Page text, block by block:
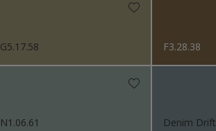
G5.17.58 F3.28.38
N1.06.61 Denim Drift